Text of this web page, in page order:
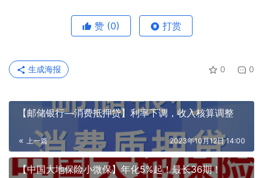
赞 (0) 打赏
0 0
生成海报
【邮储银行—消费抵押贷】利率下调，收入核算调整
上一篇 2023年10月12日 14:00
【中国大地保险小微保】年化5%起！最长36期！